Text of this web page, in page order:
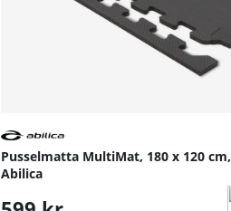
Pusselmatta MultiMat, 180 x 120 cm,
Abilica